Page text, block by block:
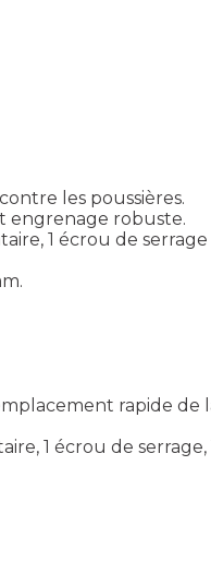
les poussières.
engrenage robuste.
1 écrou de
rapide de
1 écrou de serrage,